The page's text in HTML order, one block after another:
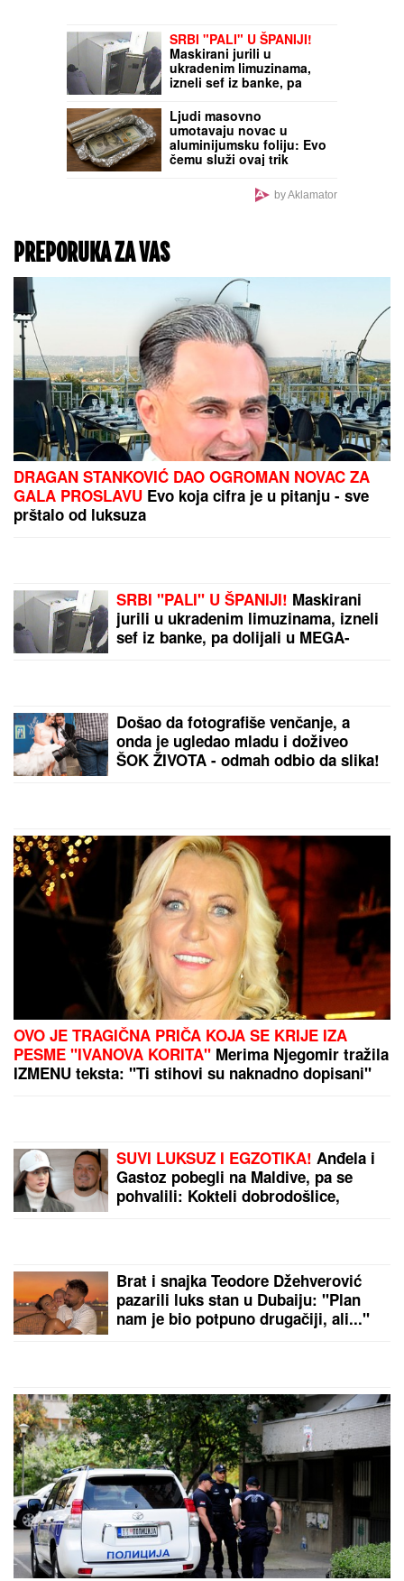
SRBI "PALI" U ŠPANIJI!
Maskirani jurili u
ukradenim limuzinama,
izneli sef iz banke, pa
policije: Ojadili 9
provincija za desetine
hiljada evra!
Ljudi masovno
umotavaju novac u
aluminijumsku foliju: Evo
čemu služi ovaj trik
by Aklamator
PREPORUKA ZA VAS
DRAGAN STANKOVIĆ DAO OGROMAN NOVAC ZA
GALA PROSLAVU Evo koja cifra je u pitanju - sve
prštalo od luksuza
sef iz banke, pa dolijali u MEGA-
AKCIJI policije: Ojadili 9 provincija
za desetine hiljada evra!
ŠOK ŽIVOTA - odmah odbio da slika!
Kada je saznao KO JE ONA, nastao
je opšti HAOS